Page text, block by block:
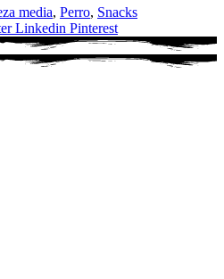
media, Perro, Snacks
Linkedin Pinterest